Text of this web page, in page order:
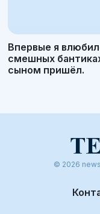
Впервые я
смешных
сыном пришёл.
© 2026